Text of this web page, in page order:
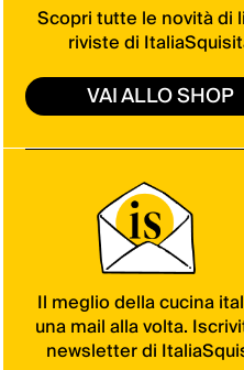
Scopri tutte le novità di
riviste di
VAI ALLO SHOP
Il meglio della cucina
una mail alla volta.
newsletter di